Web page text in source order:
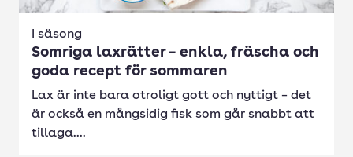
I säsong
Somriga laxrätter – enkla, fräscha och
goda recept för sommaren
Lax är inte bara otroligt gott och nyttigt – det
är också en mångsidig fisk som går snabbt att
tillaga....